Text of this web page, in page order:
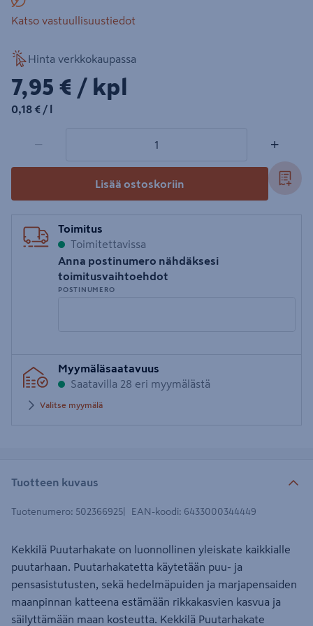
Katso vastuullisuustiedot
Hinta verkkokaupassa
7,95€/kpl
7,95 € / kpl
0,18€/l
0,18 € / l
− +
Lisää ostoskoriin
Toimitus
Toimitettavissa
Anna postinumero nähdäksesi
toimitusvaihtoehdot
POSTINUMERO
postinumero
Myymäläsaatavuus
Saatavilla 28 eri myymälästä
Valitse myymälä
Tuotteen kuvaus
Tuotenumero: 502366925 EAN-koodi: 6433000344449
Kekkilä Puutarhakate on luonnollinen yleiskate kaikkialle
puutarhaan. Puutarhakatetta käytetään puu- ja
pensasistutusten, sekä hedelmäpuiden ja marjapensaiden
maanpinnan katteena estämään rikkakasvien kasvua ja
säilyttämään maan kosteutta. Kekkilä Puutarhakate